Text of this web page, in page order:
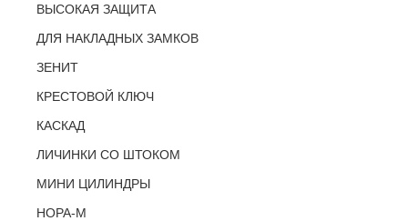
ВЫСОКАЯ ЗАЩИТА
ДЛЯ НАКЛАДНЫХ ЗАМКОВ
ЗЕНИТ
КРЕСТОВОЙ КЛЮЧ
КАСКАД
ЛИЧИНКИ СО ШТОКОМ
МИНИ ЦИЛИНДРЫ
НОРА-М